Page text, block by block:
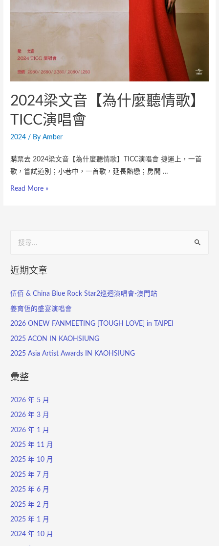
2024梁文音【為什麼聽情歌】
TICC演唱會
2024 / ByAmber
購票去 2024梁文音【為什麼聽情歌】TICC演唱會 捷運上，一首
歌，嘗試道別；小巷中，一首歌，延長熱戀；房間 …
Read More »
近期文章
伍佰 & China Blue Rock Star2巡迴演唱會-澳門站
姜育恆的盛宴演唱會
2026 ONEW FANMEETING [TOUGH LOVE] in TAIPEI
2025 ACON IN KAOHSIUNG
2025 Asia Artist Awards IN KAOHSIUNG
彙整
2026 年 5 月
2026 年 3 月
2026 年 1 月
2025 年 11 月
2025 年 10 月
2025 年 7 月
2025 年 6 月
2025 年 2 月
2025 年 1 月
2024 年 10 月